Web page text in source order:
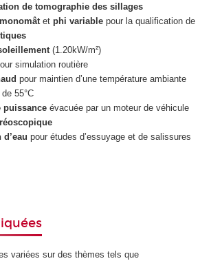
de tomographie des sillages
monomât et phi variable pour la qualification de
(1.20kW/m²)
simulation routière
pour maintien d’une température ambiante
55°C
puissance évacuée par un moteur de véhicule
pour études d’essuyage et de salissures
variées sur des thèmes tels que